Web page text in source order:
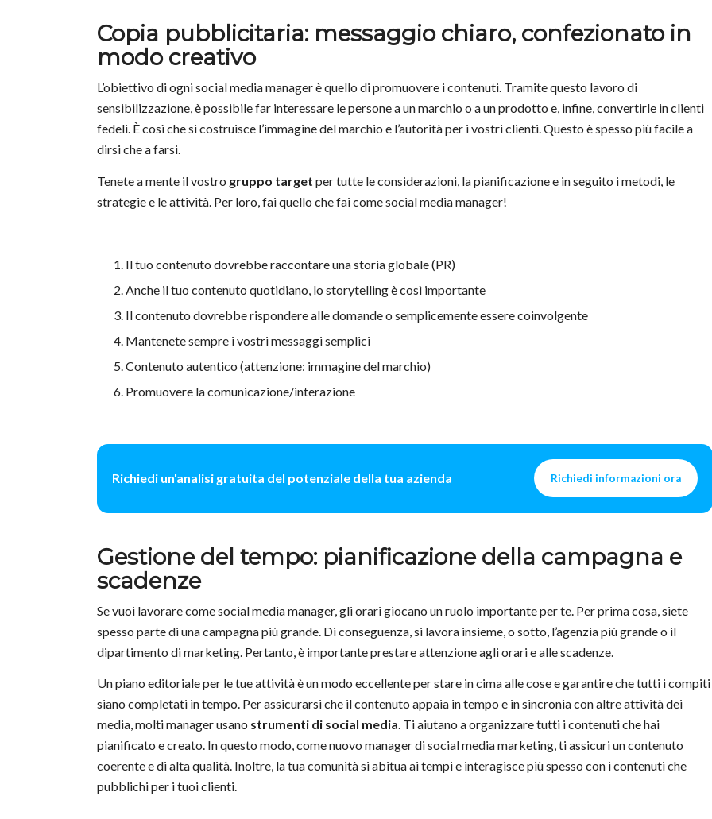
Copia pubblicitaria: messaggio chiaro, confezionato in
modo creativo
L’obiettivo di ogni social media manager è quello di promuovere i contenuti. Tramite questo lavoro di
sensibilizzazione, è possibile far interessare le persone a un marchio o a un prodotto e, infine, convertirle in clienti
fedeli. È così che si costruisce l’immagine del marchio e l’autorità per i vostri clienti. Questo è spesso più facile a
dirsi che a farsi.
Tenete a mente il vostro gruppo target per tutte le considerazioni, la pianificazione e in seguito i metodi, le
strategie e le attività. Per loro, fai quello che fai come social media manager!
Il tuo contenuto dovrebbe raccontare una storia globale (PR)
Anche il tuo contenuto quotidiano, lo storytelling è così importante
Il contenuto dovrebbe rispondere alle domande o semplicemente essere coinvolgente
Mantenete sempre i vostri messaggi semplici
Contenuto autentico (attenzione: immagine del marchio)
Promuovere la comunicazione/interazione
Richiedi un'analisi gratuita del potenziale della tua azienda Richiedi informazioni ora
Gestione del tempo: pianificazione della campagna e
scadenze
Se vuoi lavorare come social media manager, gli orari giocano un ruolo importante per te. Per prima cosa, siete
spesso parte di una campagna più grande. Di conseguenza, si lavora insieme, o sotto, l’agenzia più grande o il
dipartimento di marketing. Pertanto, è importante prestare attenzione agli orari e alle scadenze.
Un piano editoriale per le tue attività è un modo eccellente per stare in cima alle cose e garantire che tutti i compiti
siano completati in tempo. Per assicurarsi che il contenuto appaia in tempo e in sincronia con altre attività dei
media, molti manager usano strumenti di social media. Ti aiutano a organizzare tutti i contenuti che hai
pianificato e creato. In questo modo, come nuovo manager di social media marketing, ti assicuri un contenuto
coerente e di alta qualità. Inoltre, la tua comunità si abitua ai tempi e interagisce più spesso con i contenuti che
pubblichi per i tuoi clienti.